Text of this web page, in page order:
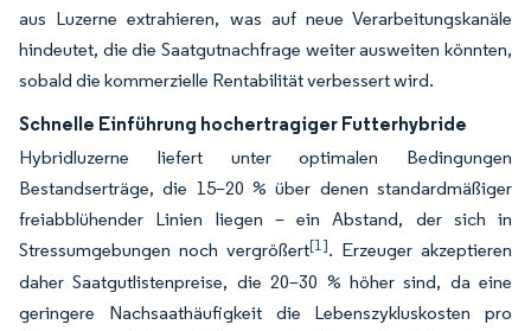
aus Luzerne extrahieren, was auf neue Verarbeitungskanäle
hindeutet, die die Saatgutnachfrage weiter ausweiten könnten,
sobald die kommerzielle Rentabilität verbessert wird.
Schnelle Einführung hochertragiger Futterhybride
Hybridluzerne liefert unter optimalen Bedingungen
Bestandserträge, die 15–20 % über denen standardmäßiger
freiabblühender Linien liegen – ein Abstand, der sich in
Stressumgebungen noch vergrößert[1]. Erzeuger akzeptieren
daher Saatgutlistenpreise, die 20–30 % höher sind, da eine
geringere Nachsaathäufigkeit die Lebenszykluskosten pro